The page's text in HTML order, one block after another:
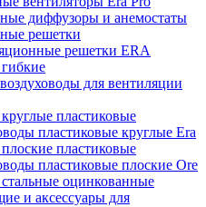
диффузоры и анемостаты
решетки
решетки ERA
для вентиляции
пластиковые
пластиковые круглые Era
пластиковые
пластиковые плоские Ore
оцинкованные
и аксессуары для